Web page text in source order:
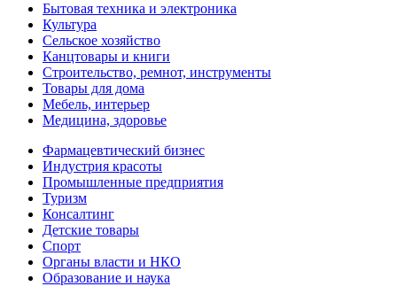
Бытовая техника и электроника
Культура
Сельское хозяйство
Канцтовары и книги
Строительство, ремнот, инструменты
Товары для дома
Мебель, интерьер
Медицина, здоровье
Фармацевтический бизнес
Индустрия красоты
Промышленные предприятия
Туризм
Консалтинг
Детские товары
Спорт
Органы власти и НКО
Образование и наука